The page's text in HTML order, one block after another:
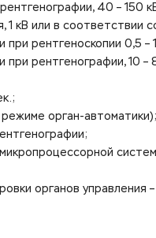
40 – 150
1 кВ или в соответствии
при рентгеноскопии 0,5 –
при рентгенографии, 10
орган-автоматики);
органов управления –